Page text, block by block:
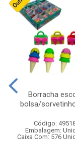
Borracha
bolsa/
Código:
Embalagem:
Caixa Com: 576